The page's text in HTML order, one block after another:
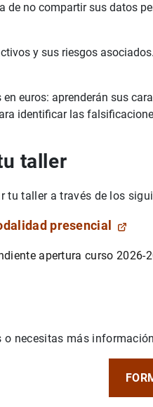
de no compartir sus datos
y sus riesgos asociados.
en euros: aprenderán sus
identificar las
taller
tu taller a través de los
presencial
apertura curso 2026-
o necesitas más